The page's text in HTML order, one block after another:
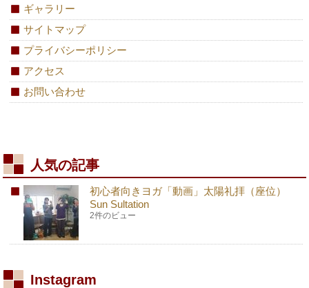
ギャラリー
サイトマップ
プライバシーポリシー
アクセス
お問い合わせ
人気の記事
初心者向きヨガ「動画」太陽礼拝（座位）
Sun Sultation
2件のビュー
Instagram